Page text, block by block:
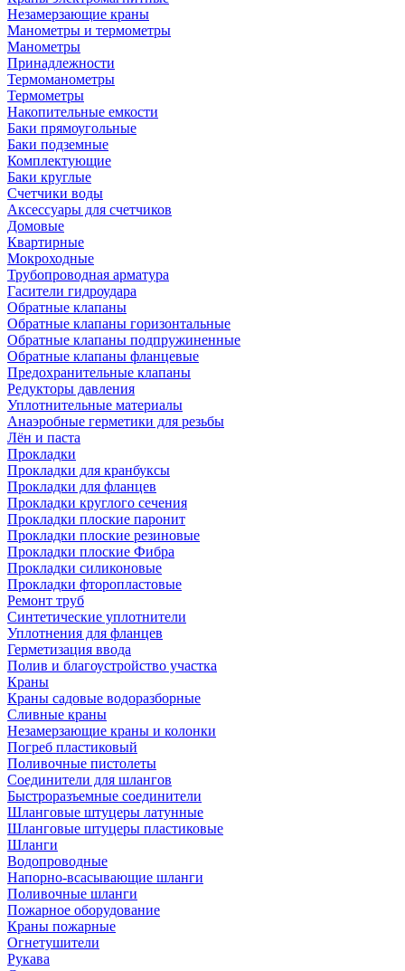
Незамерзающие краны
Манометры и термометры
Манометры
Принадлежности
Термоманометры
Термометры
Накопительные емкости
Баки прямоугольные
Баки подземные
Комплектующие
Баки круглые
Счетчики воды
Аксессуары для счетчиков
Домовые
Квартирные
Мокроходные
Трубопроводная арматура
Гасители гидроудара
Обратные клапаны
Обратные клапаны горизонтальные
Обратные клапаны подпружиненные
Обратные клапаны фланцевые
Предохранительные клапаны
Редукторы давления
Уплотнительные материалы
Анаэробные герметики для резьбы
Лён и паста
Прокладки
Прокладки для кранбуксы
Прокладки для фланцев
Прокладки круглого сечения
Прокладки плоские паронит
Прокладки плоские резиновые
Прокладки плоские Фибра
Прокладки силиконовые
Прокладки фторопластовые
Ремонт труб
Синтетические уплотнители
Уплотнения для фланцев
Герметизация ввода
Полив и благоустройство участка
Краны
Краны садовые водоразборные
Сливные краны
Незамерзающие краны и колонки
Погреб пластиковый
Поливочные пистолеты
Соединители для шлангов
Быстроразъемные соединители
Шланговые штуцеры латунные
Шланговые штуцеры пластиковые
Шланги
Водопроводные
Напорно-всасывающие шланги
Поливочные шланги
Пожарное оборудование
Краны пожарные
Огнетушители
Рукава